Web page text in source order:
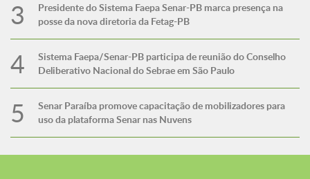
Presidente do Sistema Faepa Senar-PB marca presença na
posse da nova diretoria da Fetag-PB
Sistema Faepa/Senar-PB participa de reunião do Conselho
Deliberativo Nacional do Sebrae em São Paulo
Senar Paraíba promove capacitação de mobilizadores para
uso da plataforma Senar nas Nuvens